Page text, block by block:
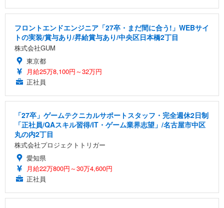
フロントエンドエンジニア「27卒・まだ間に合う!」WEBサイ
トの実装/賞与あり/昇給賞与あり/中央区日本橋2丁目
株式会社GUM
東京都
月給25万8,100円～32万円
正社員
「27卒」ゲームテクニカルサポートスタッフ・完全週休2日制
「正社員/QAスキル習得/IT・ゲーム業界志望」/名古屋市中区
丸の内2丁目
株式会社プロジェクトトリガー
愛知県
月給22万800円～30万4,600円
正社員